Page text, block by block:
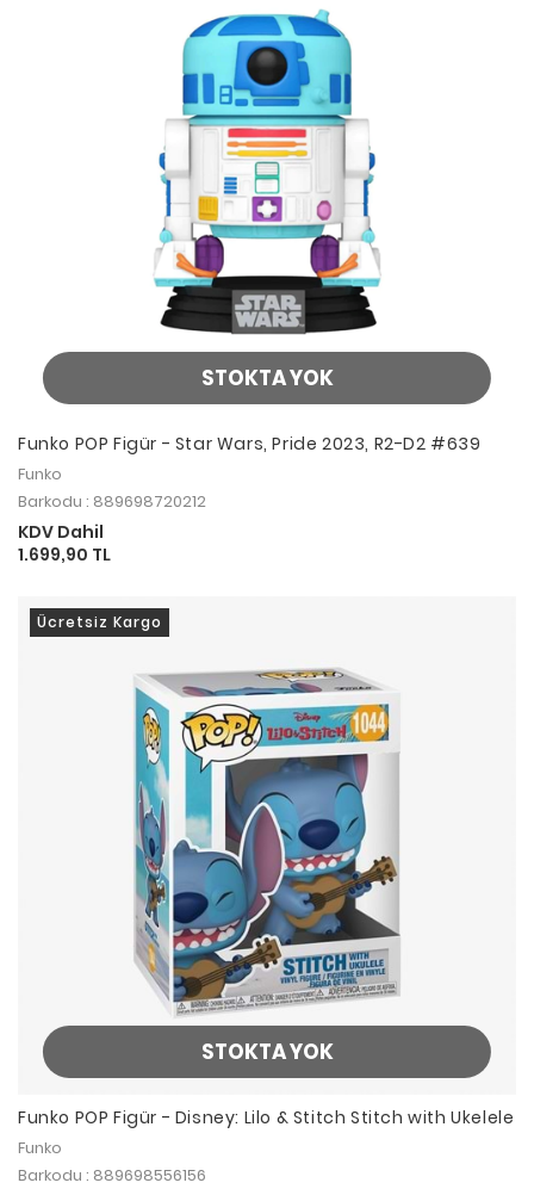
STOKTA YOK
Funko POP Figür - Star Wars, Pride 2023, R2-D2 #639
Funko
Barkodu : 889698720212
KDV Dahil
1.699,90 TL
STOKTA YOK
Ücretsiz Kargo
Funko POP Figür - Disney: Lilo & Stitch Stitch with Ukelele
Funko
Barkodu : 889698556156